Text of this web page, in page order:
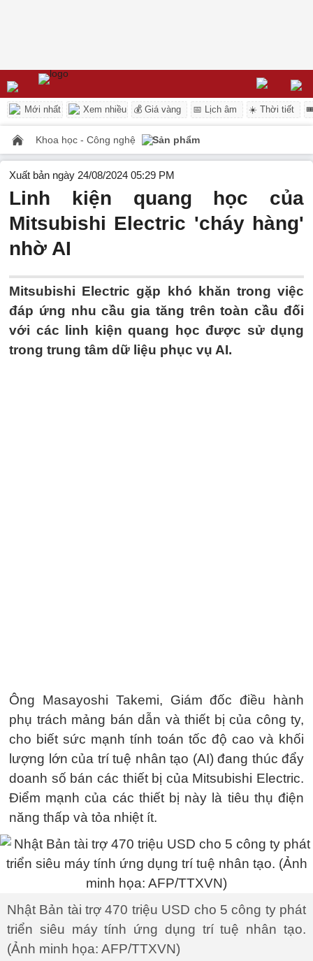
Mới nhất Xem nhiều 💰 Giá vàng 📅 Lịch âm ☀️ Thời tiết
Khoa học - Công nghệ Sản phẩm
Xuất bản ngày 24/08/2024 05:29 PM
Linh kiện quang học của
Mitsubishi Electric 'cháy hàng'
nhờ AI
Mitsubishi Electric gặp khó khăn trong việc
đáp ứng nhu cầu gia tăng trên toàn cầu đối
với các linh kiện quang học được sử dụng
trong trung tâm dữ liệu phục vụ AI.
Ông Masayoshi Takemi, Giám đốc điều hành
phụ trách mảng bán dẫn và thiết bị của công ty,
cho biết sức mạnh tính toán tốc độ cao và khối
lượng lớn của trí tuệ nhân tạo (AI) đang thúc đẩy
doanh số bán các thiết bị của Mitsubishi Electric.
Điểm mạnh của các thiết bị này là tiêu thụ điện
năng thấp và tỏa nhiệt ít.
Nhật Bản tài trợ 470 triệu USD cho 5 công ty phát
triển siêu máy tính ứng dụng trí tuệ nhân tạo.
(Ảnh minh họa: AFP/TTXVN)